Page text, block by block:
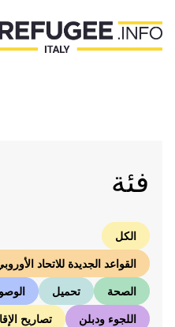
فئة
الكل
القواعد الجديدة للاتحاد
الصحة تحميل
اللجوء ودبلن تصاريح